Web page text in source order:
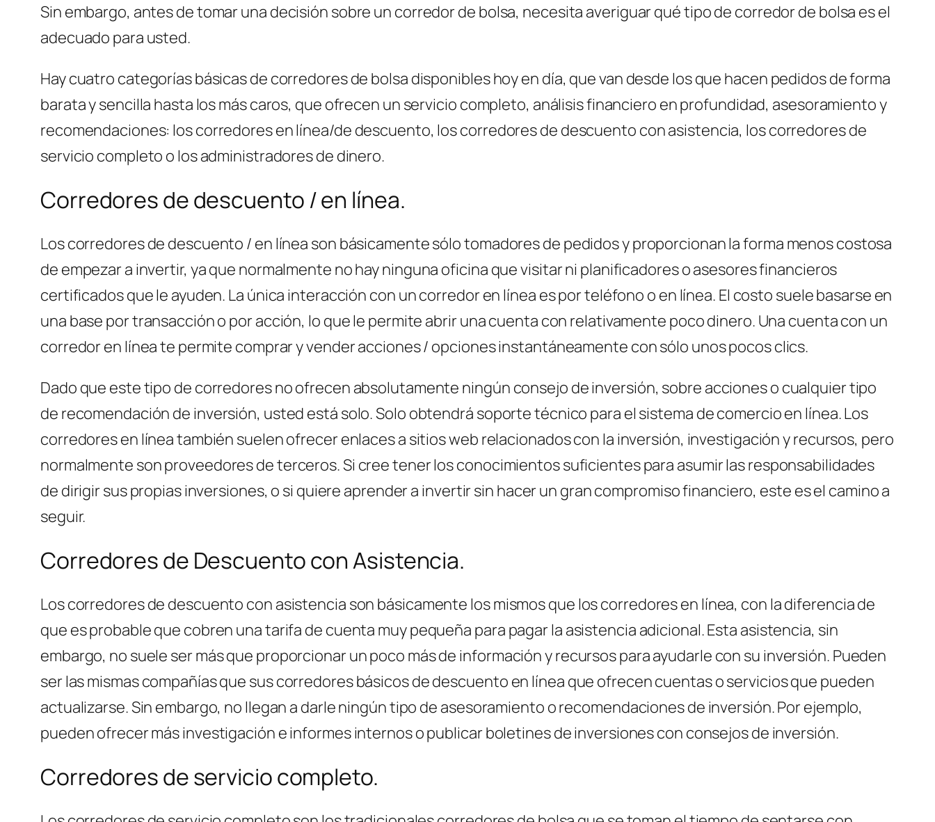
Sin embargo, antes de tomar una decisión sobre un corredor de bolsa, necesita averiguar qué tipo de corredor de bolsa es el
adecuado para usted.
Hay cuatro categorías básicas de corredores de bolsa disponibles hoy en día, que van desde los que hacen pedidos de forma
barata y sencilla hasta los más caros, que ofrecen un servicio completo, análisis financiero en profundidad, asesoramiento y
recomendaciones: los corredores en línea/de descuento, los corredores de descuento con asistencia, los corredores de
servicio completo o los administradores de dinero.
Corredores de descuento / en línea.
Los corredores de descuento / en línea son básicamente sólo tomadores de pedidos y proporcionan la forma menos costosa
de empezar a invertir, ya que normalmente no hay ninguna oficina que visitar ni planificadores o asesores financieros
certificados que le ayuden. La única interacción con un corredor en línea es por teléfono o en línea. El costo suele basarse en
una base por transacción o por acción, lo que le permite abrir una cuenta con relativamente poco dinero. Una cuenta con un
corredor en línea te permite comprar y vender acciones / opciones instantáneamente con sólo unos pocos clics.
Dado que este tipo de corredores no ofrecen absolutamente ningún consejo de inversión, sobre acciones o cualquier tipo
de recomendación de inversión, usted está solo. Solo obtendrá soporte técnico para el sistema de comercio en línea. Los
corredores en línea también suelen ofrecer enlaces a sitios web relacionados con la inversión, investigación y recursos, pero
normalmente son proveedores de terceros. Si cree tener los conocimientos suficientes para asumir las responsabilidades
de dirigir sus propias inversiones, o si quiere aprender a invertir sin hacer un gran compromiso financiero, este es el camino a
seguir.
Corredores de Descuento con Asistencia.
Los corredores de descuento con asistencia son básicamente los mismos que los corredores en línea, con la diferencia de
que es probable que cobren una tarifa de cuenta muy pequeña para pagar la asistencia adicional. Esta asistencia, sin
embargo, no suele ser más que proporcionar un poco más de información y recursos para ayudarle con su inversión. Pueden
ser las mismas compañías que sus corredores básicos de descuento en línea que ofrecen cuentas o servicios que pueden
actualizarse. Sin embargo, no llegan a darle ningún tipo de asesoramiento o recomendaciones de inversión. Por ejemplo,
pueden ofrecer más investigación e informes internos o publicar boletines de inversiones con consejos de inversión.
Corredores de servicio completo.